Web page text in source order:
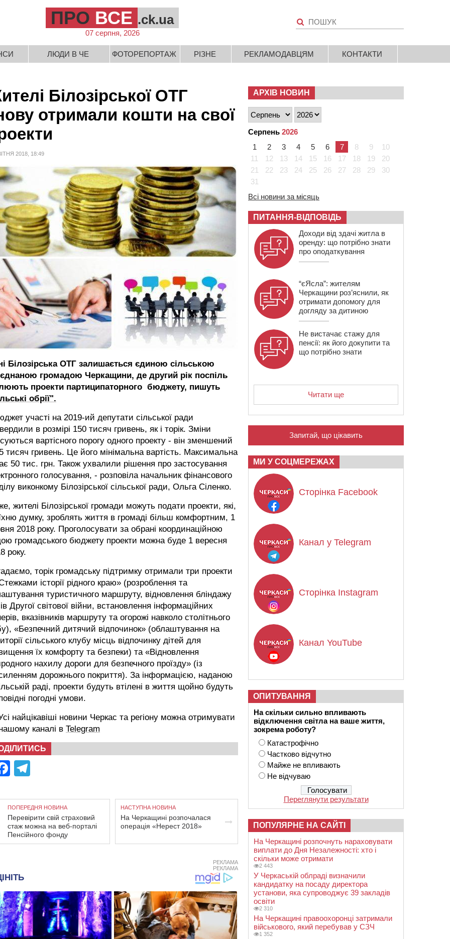
ПРО ВСЕ .ck.ua
07 серпня, 2026
ЛЮДИ В ЧЕ ФОТОРЕПОРТАЖ РІЗНЕ РЕКЛАМОДАВЦЯМ КОНТАКТИ
Білозірської ОТГ
отримали кошти на свої
2018, 18:49
Білозірська ОТГ залишається єдиною сільською
громадою Черкащини, де другий рік поспіль
проекти партиципаторного бюджету, пишуть
обрії".
участі на 2019-ий депутати сільської ради
в розмірі 150 тисяч гривень, як і торік. Зміни
вартісного порогу одного проекту - він зменшений
тисяч гривень. Це його мінімальна вартість. Максимальна
50 тис. грн. Також ухвалили рішення про застосування
голосування, - розповіла начальник фінансового
виконкому Білозірської сільської ради, Ольга Сіленко.
жителі Білозірської громади можуть подати проекти, які,
думку, зроблять життя в громаді більш комфортним, 1
2018 року. Проголосувати за обрані координаційною
громадського бюджету проекти можна буде 1 вересня
року.
торік громадську підтримку отримали три проекти
історії рідного краю» (розроблення та
туристичного маршруту, відновлення бліндажу
Другої світової війни, встановлення інформаційних
вказівників маршруту та огорожі навколо столітнього
«Безпечний дитячий відпочинок» (облаштування на
сільського клубу місць відпочинку дітей для
їх комфорту та безпеки) та «Відновлення
нахилу дороги для безпечного проїзду» (із
дорожнього покриття). За інформацією, наданою
раді, проекти будуть втілені в життя щойно будуть
погодні умови.
найцікавіші новини Черкас та регіону можна отримувати
каналі в Telegram
Facebook
ПОПЕРЕДНЯ НОВИНА
Перевірити свій страховий
стаж можна на веб-порталі
Пенсійного фонду
НАСТУПНА НОВИНА
На Черкащині розпочалася
операція «Нерест 2018»
РЕКЛАМА
РЕКЛАМА
АРХІВ НОВИН
Серпень 2026
1
2 3 4 5 6 7 8 9
10
11
12 13 14 15 16 17 18 19
20
21
22 23 24 25 26 27 28 29
30
31
Всі новини за місяць
ПИТАННЯ-ВІДПОВІДЬ
Доходи від здачі житла в
оренду: що потрібно знати
про оподаткування
“єЯсла”: жителям
Черкащини роз’яснили, як
отримати допомогу для
догляду за дитиною
Не вистачає стажу для
пенсії: як його докупити та
що потрібно знати
Читати ще
Запитай, що цікавить
МИ У СОЦМЕРЕЖАХ
Сторінка Facebook
Канал у Telegram
Сторінка Instagram
Канал YouTube
ОПИТУВАННЯ
На скільки сильно впливають
відключення світла на ваше життя,
зокрема роботу?
Катастрофічно
Частково відчутно
Майже не впливають
Не відчуваю
Переглянути результати
ПОПУЛЯРНЕ НА САЙТІ
На Черкащині розпочнуть нараховувати
виплати до Дня Незалежності: хто і
скільки може отримати
2 443
У Черкаській облраді визначили
кандидатку на посаду директора
установи, яка супроводжує 39 закладів
освіти
2 310
На Черкащині правоохоронці затримали
військового, який перебував у СЗЧ
1 352